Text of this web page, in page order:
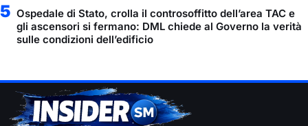
5 Ospedale di Stato, crolla il controsoffitto dell’area TAC e
gli ascensori si fermano: DML chiede al Governo la verità
sulle condizioni dell’edificio